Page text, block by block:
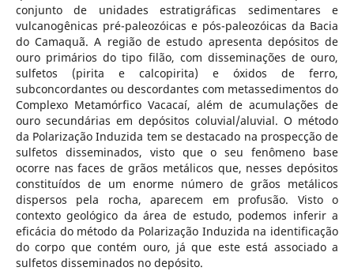
conjunto de unidades estratigráficas sedimentares e
vulcanogênicas pré-paleozóicas e pós-paleozóicas da Bacia
do Camaquã. A região de estudo apresenta depósitos de
ouro primários do tipo filão, com disseminações de ouro,
sulfetos (pirita e calcopirita) e óxidos de ferro,
subconcordantes ou descordantes com metassedimentos do
Complexo Metamórfico Vacacaí, além de acumulações de
ouro secundárias em depósitos coluvial/aluvial. O método
da Polarização Induzida tem se destacado na prospecção de
sulfetos disseminados, visto que o seu fenômeno base
ocorre nas faces de grãos metálicos que, nesses depósitos
constituídos de um enorme número de grãos metálicos
dispersos pela rocha, aparecem em profusão. Visto o
contexto geológico da área de estudo, podemos inferir a
eficácia do método da Polarização Induzida na identificação
do corpo que contém ouro, já que este está associado a
sulfetos disseminados no depósito.